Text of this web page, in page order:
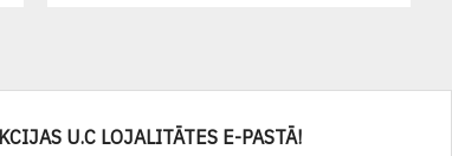
U.C LOJALITĀTES E-PASTĀ!